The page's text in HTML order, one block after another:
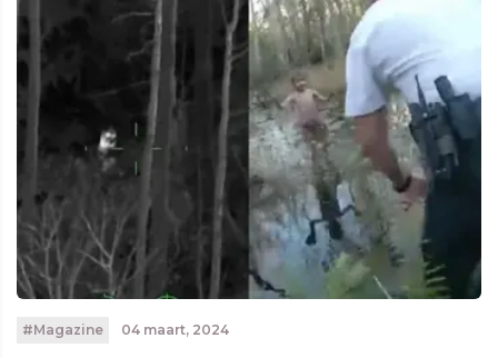
#Magazine 04 maart, 2024